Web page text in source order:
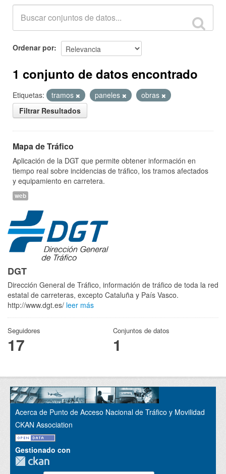
Ordenar por
1 conjunto de datos encontrado
Etiquetas: tramos paneles
obras
Filtrar Resultados
Mapa de Tráfico
Aplicación de la DGT que permite obtener información en
tiempo real sobre incidencias de tráfico, los tramos afectados
y equipamiento en carretera.
web
DGT
Dirección General de Tráfico, información de tráfico de toda la red
estatal de carreteras, excepto Cataluña y País Vasco.
http://www.dgt.es/ leer más
Seguidores
17
Conjuntos de datos
1
Acerca de Punto de Acceso Nacional de Tráfico y Movilidad
CKAN Association
Gestionado con